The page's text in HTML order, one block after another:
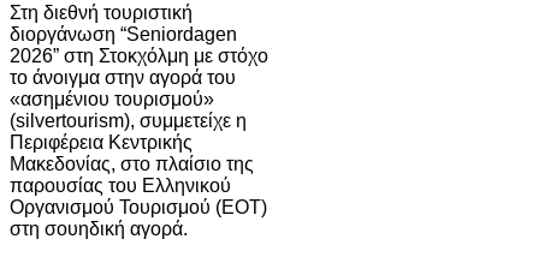
Στη διεθνή τουριστική
διοργάνωση “Seniordagen
2026” στη Στοκχόλμη με στόχο
το άνοιγμα στην αγορά του
«ασημένιου τουρισμού»
(silvertourism), συμμετείχε η
Περιφέρεια Κεντρικής
Μακεδονίας, στο πλαίσιο της
παρουσίας του Ελληνικού
Οργανισμού Τουρισμού (ΕΟΤ)
στη σουηδική αγορά.